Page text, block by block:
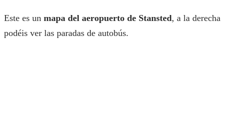
Este es un mapa del aeropuerto de Stansted, a la derecha
podéis ver las paradas de autobús.